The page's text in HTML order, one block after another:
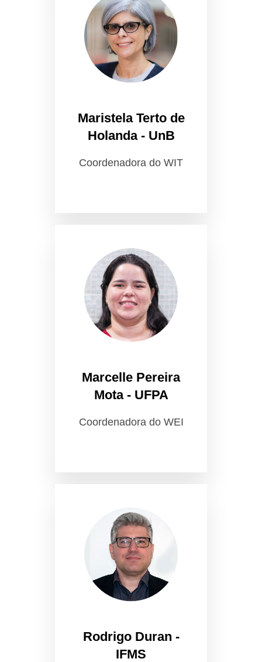
Maristela Terto de
Holanda - UnB
Coordenadora do WIT
Marcelle Pereira
Mota - UFPA
Coordenadora do WEI
Rodrigo Duran -
IFMS